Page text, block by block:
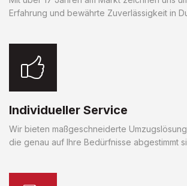
Erfahrung und bewährte Zuverlässigkeit in
Individueller Service
Wir bieten maßgeschneiderte
die genau auf Ihre Bedürfnisse abgestimmt